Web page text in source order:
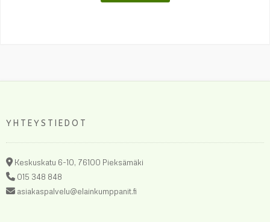
YHTEYSTIEDOT
Keskuskatu 6-10, 76100 Pieksämäki
015 348 848
asiakaspalvelu@elainkumppanit.fi